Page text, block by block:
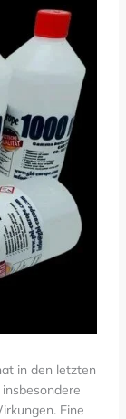
in den letzten
Eine